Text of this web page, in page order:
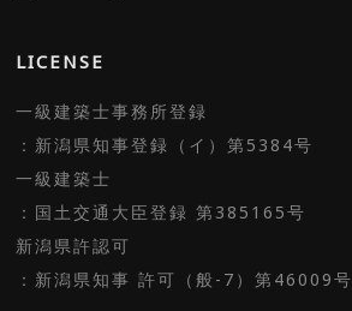
LICENSE
一級建築士事務所登録
：新潟県知事登録（イ）第5384号
一級建築士
：国土交通大臣登録 第385165号
新潟県許認可
：新潟県知事 許可（般-7）第46009号